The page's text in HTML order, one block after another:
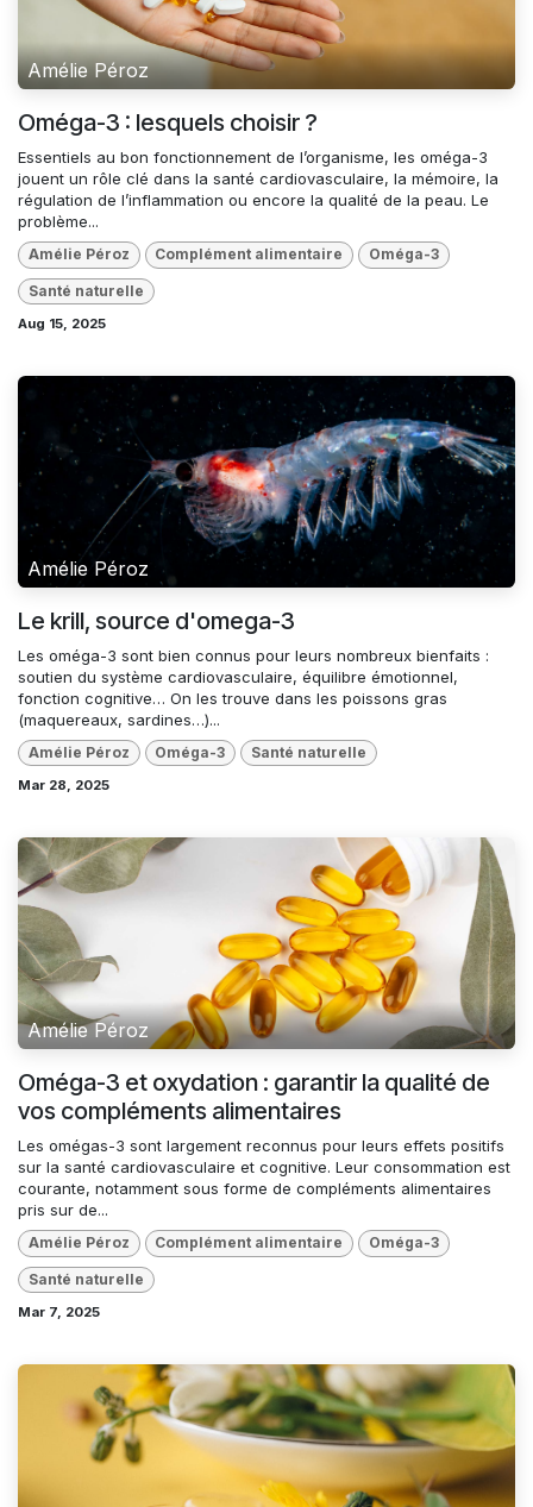
Amélie Péroz
Oméga-3 : lesquels choisir ?
Essentiels au bon fonctionnement de l’organisme, les oméga-3
jouent un rôle clé dans la santé cardiovasculaire, la mémoire, la
régulation de l’inflammation ou encore la qualité de la peau. Le
problème...
Amélie Péroz Complément alimentaire Oméga-3
Santé naturelle
Aug 15, 2025
Amélie Péroz
Le krill, source d'omega-3
Les oméga-3 sont bien connus pour leurs nombreux bienfaits :
soutien du système cardiovasculaire, équilibre émotionnel,
fonction cognitive… On les trouve dans les poissons gras
(maquereaux, sardines…)...
Amélie Péroz Oméga-3 Santé naturelle
Mar 28, 2025
Amélie Péroz
Oméga-3 et oxydation : garantir la qualité de
vos compléments alimentaires
Les omégas-3 sont largement reconnus pour leurs effets positifs
sur la santé cardiovasculaire et cognitive. Leur consommation est
courante, notamment sous forme de compléments alimentaires
pris sur de...
Amélie Péroz Complément alimentaire Oméga-3
Santé naturelle
Mar 7, 2025